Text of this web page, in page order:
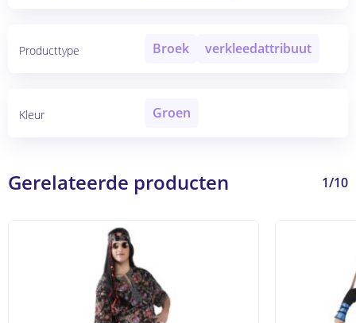
Producttype Broek verkleedattribuut
Kleur Groen
Gerelateerde producten 1/10